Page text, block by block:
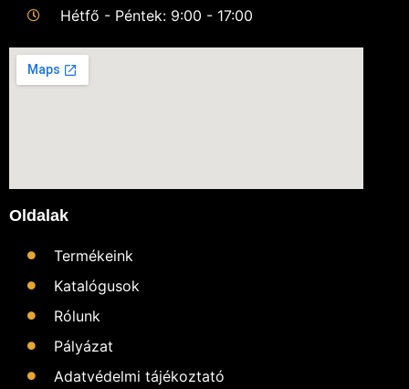
Hétfő - Péntek: 9:00 - 17:00
Oldalak
Termékeink
Katalógusok
Rólunk
Pályázat
Adatvédelmi tájékoztató